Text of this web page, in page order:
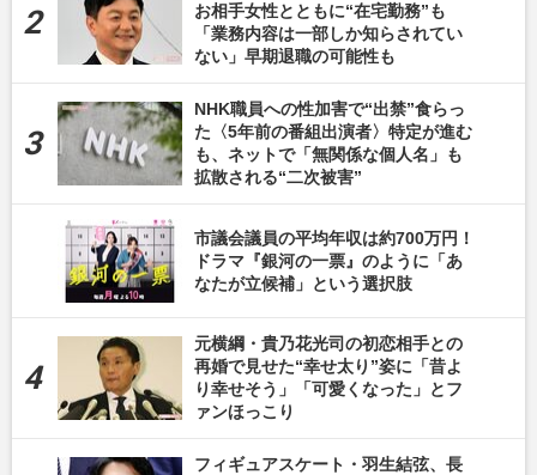
お相手女性とともに“在宅勤務”も
「業務内容は一部しか知らされてい
ない」早期退職の可能性も
NHK職員への性加害で“出禁”食らっ
た〈5年前の番組出演者〉特定が進む
も、ネットで「無関係な個人名」も
拡散される“二次被害”
市議会議員の平均年収は約700万円！
ドラマ『銀河の一票』のように「あ
なたが立候補」という選択肢
元横綱・貴乃花光司の初恋相手との
再婚で見せた“幸せ太り”姿に「昔よ
り幸せそう」「可愛くなった」とフ
ァンほっこり
フィギュアスケート・羽生結弦、長